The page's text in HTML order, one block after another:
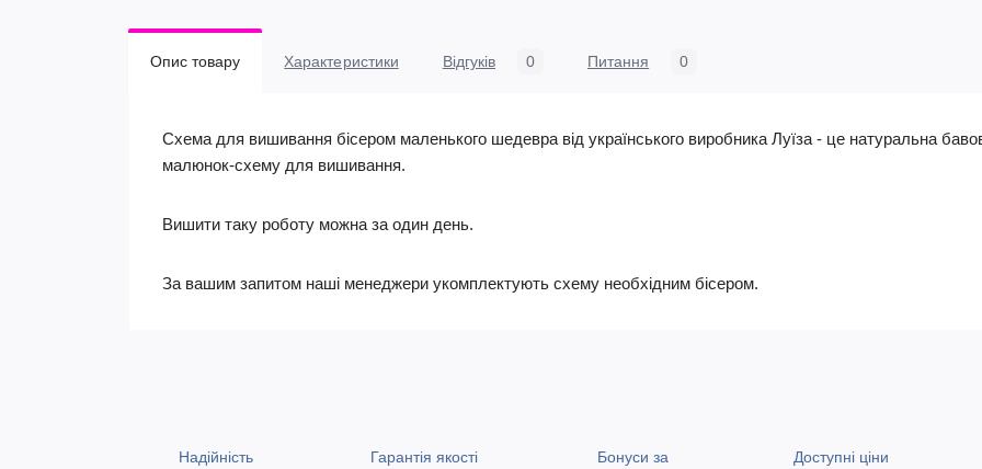
Опис товару Характеристики Відгуків 0 Питання 0
Схема для вишивання бісером маленького шедевра від українського виробника Луїза - це натуральна
малюнок-схему для вишивання.
Вишити таку роботу можна за один день.
За вашим запитом наші менеджери укомплектують схему необхідним бісером.
Надійність Гарантія якості
Бонуси за
Доступні ціни